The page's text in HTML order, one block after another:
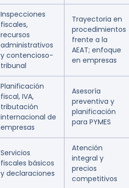
Inspecciones
fiscales,
recursos
administrativos
y contencioso-
tribunal
Trayectoria en
procedimientos
frente a la
AEAT; enfoque
en empresas
Planificación
fiscal, IVA,
tributación
internacional de
empresas
Asesoría
preventiva y
planificación
para PYMES
Servicios
fiscales básicos
y declaraciones
Atención
integral y
precios
competitivos